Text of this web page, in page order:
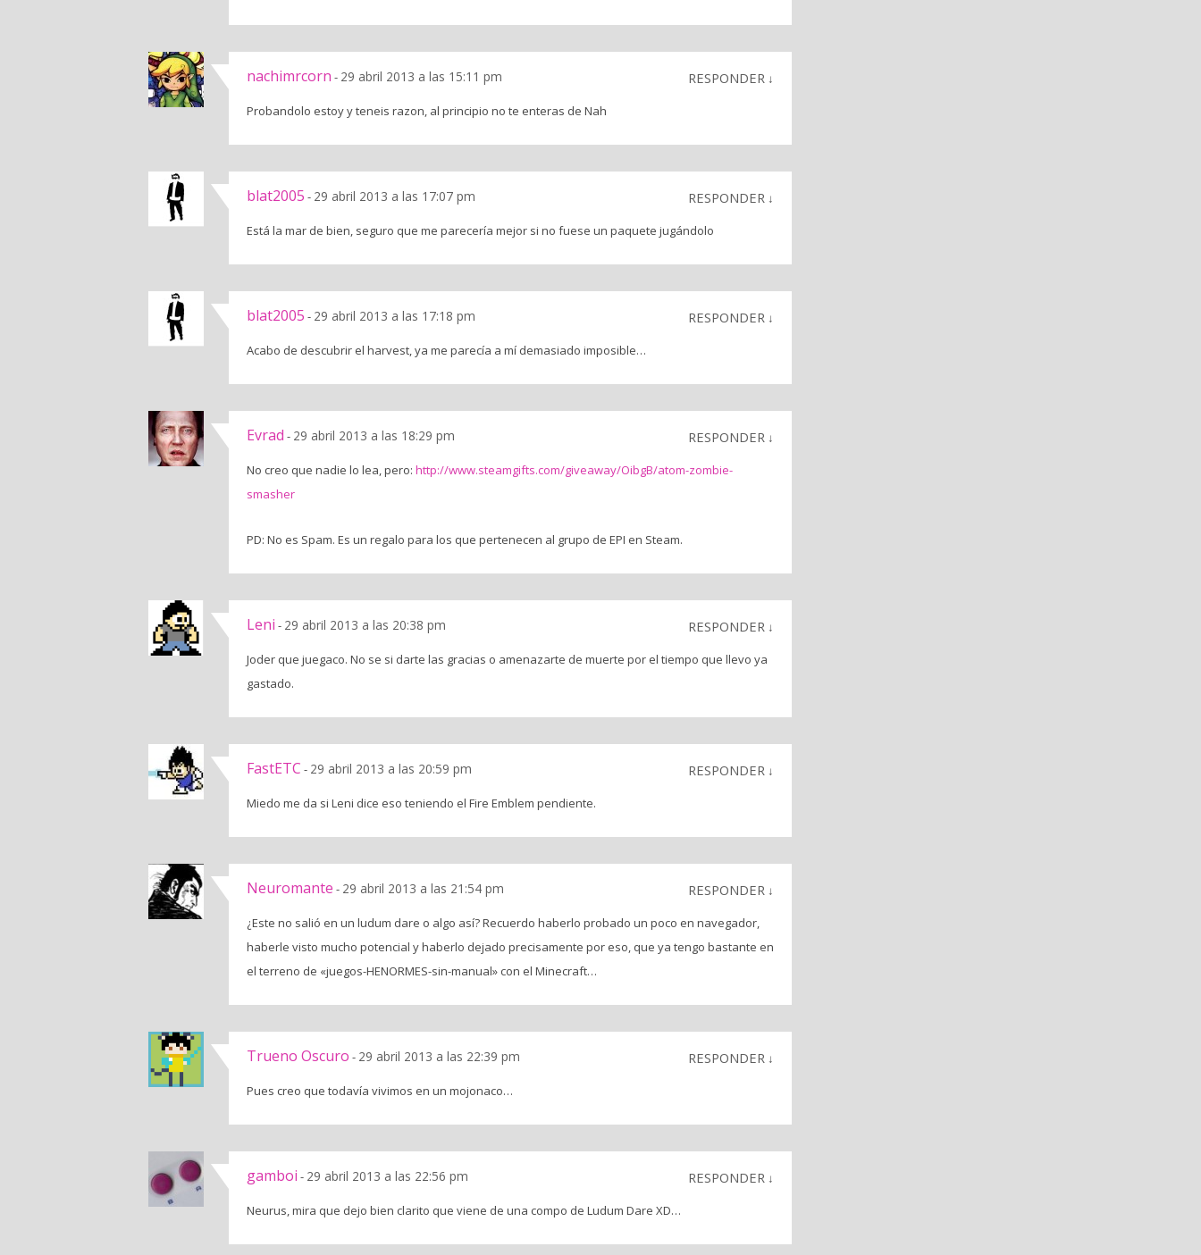
nachimrcorn - 29 abril 2013 a las 15:11 pm RESPONDER ↓
Probandolo estoy y teneis razon, al principio no te enteras de Nah
blat2005 - 29 abril 2013 a las 17:07 pm RESPONDER ↓
Está la mar de bien, seguro que me parecería mejor si no fuese un paquete jugándolo
blat2005 - 29 abril 2013 a las 17:18 pm RESPONDER ↓
Acabo de descubrir el harvest, ya me parecía a mí demasiado imposible…
Evrad - 29 abril 2013 a las 18:29 pm RESPONDER ↓
No creo que nadie lo lea, pero: http://www.steamgifts.com/giveaway/OibgB/atom-zombie-
smasher
PD: No es Spam. Es un regalo para los que pertenecen al grupo de EPI en Steam.
Leni - 29 abril 2013 a las 20:38 pm RESPONDER ↓
Joder que juegaco. No se si darte las gracias o amenazarte de muerte por el tiempo que llevo ya
gastado.
FastETC - 29 abril 2013 a las 20:59 pm RESPONDER ↓
Miedo me da si Leni dice eso teniendo el Fire Emblem pendiente.
Neuromante - 29 abril 2013 a las 21:54 pm RESPONDER ↓
¿Este no salió en un ludum dare o algo así? Recuerdo haberlo probado un poco en navegador,
haberle visto mucho potencial y haberlo dejado precisamente por eso, que ya tengo bastante en
el terreno de «juegos-HENORMES-sin-manual» con el Minecraft…
Trueno Oscuro - 29 abril 2013 a las 22:39 pm RESPONDER ↓
Pues creo que todavía vivimos en un mojonaco…
gamboi - 29 abril 2013 a las 22:56 pm RESPONDER ↓
Neurus, mira que dejo bien clarito que viene de una compo de Ludum Dare XD…